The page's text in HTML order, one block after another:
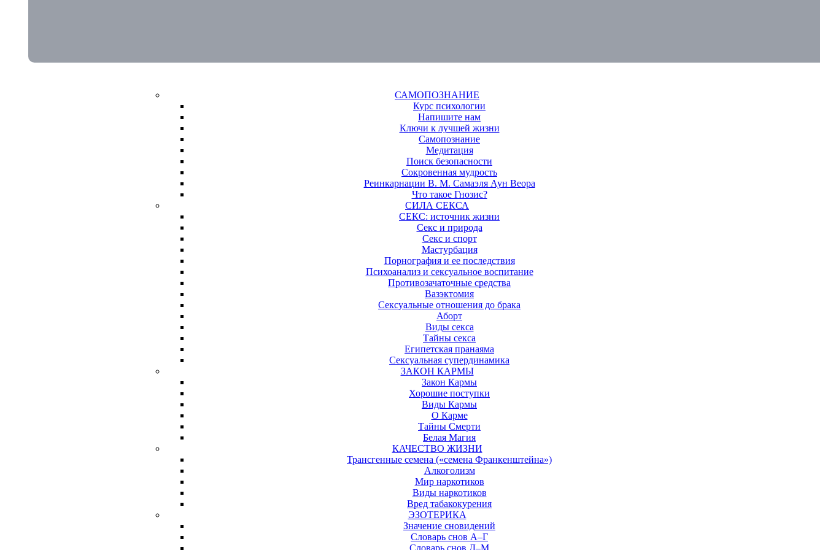
САМОПОЗНАНИЕ
Курс психологии
Напишите нам
Ключи к лучшей жизни
Самопознание
Медитация
Поиск безопасности
Сокровенная мудрость
Реинкарнации В. М. Самаэля Аун Веора
Что такое Гнозис?
СИЛА СЕКСА
СЕКС: источник жизни
Секс и природа
Секс и спорт
Мастурбация
Порнография и ее последствия
Психоанализ и сексуальное воспитание
Противозачаточные средства
Вазэктомия
Cексуальные отношения до брака
Аборт
Виды секса
Тайны секса
Египетская пранаяма
Сексуальная супердинамика
ЗАКОН КАРМЫ
Закон Кармы
Хорошие поступки
Виды Кармы
О Карме
Тайны Смерти
Белая Магия
КАЧЕСТВО ЖИЗНИ
Трансгенные семена («семена Франкенштейна»)
Алкоголизм
Мир наркотиков
Виды наркотиков
Вред табакокурения
ЭЗОТЕРИКА
Значение сновидений
Словарь снов А–Г